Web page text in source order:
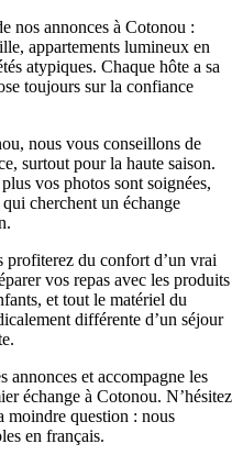
nos annonces à Cotonou :
appartements lumineux en
atypiques. Chaque hôte a sa
toujours sur la confiance
nous vous conseillons de
surtout pour la haute saison.
vos photos sont soignées,
cherchent un échange
du confort d’un vrai
vos repas avec les produits
et tout le matériel du
différente d’un séjour
annonces et accompagne les
échange à Cotonou. N’hésitez
moindre question : nous
en français.